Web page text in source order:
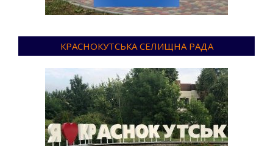
КРАСНОКУТСЬКА СЕЛИЩНА РАДА